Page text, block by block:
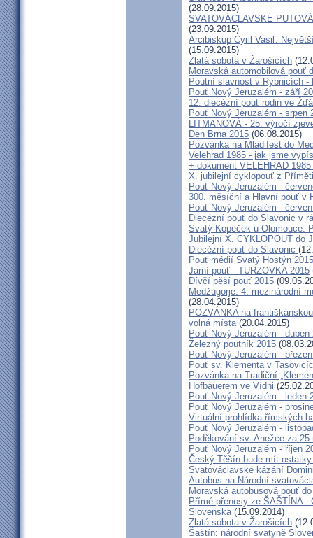
(28.09.2015)
SVATOVÁCLAVSKÉ
(23.09.2015)
Arcibiskup Cyril Vasiľ:
(15.09.2015)
Zlatá sobota v Žarošicích
Moravská automobilová pouť
Poutní slavnost v Rybnicích -
Pouť Nový Jeruzalém - září
12. diecézní pouť rodin ve
Pouť Nový Jeruzalém - srpen
LITMANOVÁ - 25. výročí
Den Brna 2015 (06.08.2015)
Pozvánka na Mladifest do
Velehrad 1985 - jak jsme
+ dokument VELEHRAD
X. jubilejní cyklopouť z
Pouť Nový Jeruzalém -
300. měsíční a Hlavní pouť v
Pouť Nový Jeruzalém -
Diecézní pouť do Slavonic v
Svatý Kopeček u Olomouce:
Jubilejní X. CYKLOPOUŤ do
Diecézní pouť do Slavonic
Pouť médií Svatý Hostýn 2015
Jarní pouť - TURZOVKA 2015
Dívčí pěší pouť 2015
Medžugorje: 4. mezinárodní
(28.04.2015)
POZVÁNKA na
volná místa(20.04.2015)
Pouť Nový Jeruzalém - duben
Železný poutník 2015
Pouť Nový Jeruzalém -
Pouť sv. Klementa v
Pozvánka na Tradiční
Hofbauerem ve Vídni
Pouť Nový Jeruzalém - leden
Pouť Nový Jeruzalém -
Virtuální prohlídka římských
Pouť Nový Jeruzalém -
Poděkování sv. Anežce za 25
Pouť Nový Jeruzalém - říjen
Český Těšín bude mít
Svatováclavské kázání
Autobus na Národní
Moravská autobusová pouť
Přímé přenosy ze ŠAŠTÍNA -
Slovenska(15.09.2014)
Zlatá sobota v Žarošicích
Šaštín: národní svatyně